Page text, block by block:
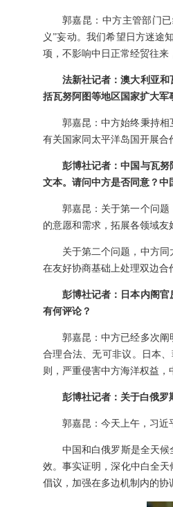
郭嘉昆：中方主管部门
义”妄动。我们希望日方迷途
项，不影响中日正常经贸往来
法新社记者：澳大利亚
括瓦努阿图等地区国家扩大军
郭嘉昆：中方始终秉持
有关国家同太平洋岛国开展合
彭博社记者：中国与瓦
文本。请问中方是否同意？中
郭嘉昆：关于第一个问
的意愿和需求，拓展各领域友
关于第二个问题，中方
在友好协商基础上处理双边合
彭博社记者：日本内阁
有何评论？
郭嘉昆：中方已经多次阐
合理合法、无可非议。日本
则，严重侵害中方海洋权益，
彭博社记者：关于白俄罗
郭嘉昆：今天上午，习近
中国和白俄罗斯是全天
效。事实证明，深化中白全
倡议，加强在多边机制内的协